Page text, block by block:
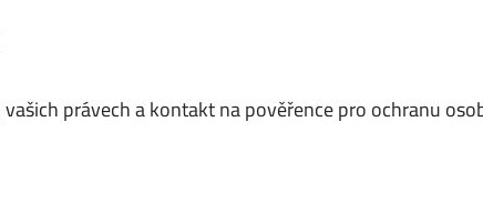
právech a kontakt na pověřence pro ochranu